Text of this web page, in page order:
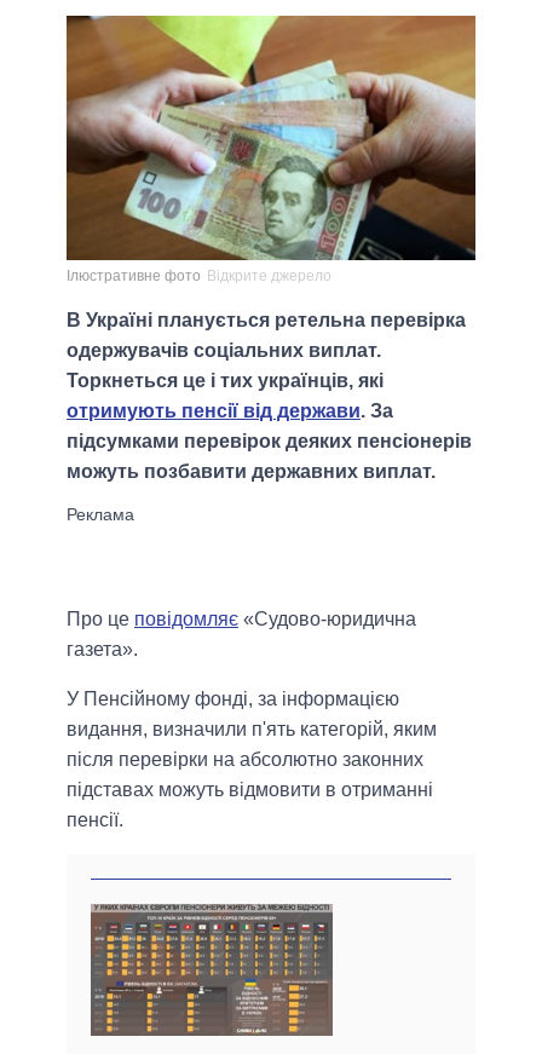
Ілюстративне фото Відкрите джерело
В Україні планується ретельна перевірка
одержувачів соціальних виплат.
Торкнеться це і тих українців, які
отримують пенсії від держави. За
підсумками перевірок деяких пенсіонерів
можуть позбавити державних виплат.
Про це повідомляє «Судово-юридична
газета».
У Пенсійному фонді, за інформацією
видання, визначили п'ять категорій, яким
після перевірки на абсолютно законних
підставах можуть відмовити в отриманні
пенсії.